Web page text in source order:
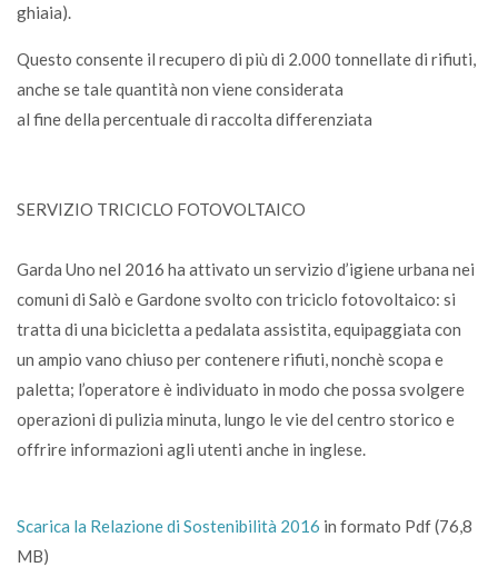
ghiaia).
Questo consente il recupero di più di 2.000 tonnellate di rifiuti,
anche se tale quantità non viene considerata
al fine della percentuale di raccolta differenziata
SERVIZIO TRICICLO FOTOVOLTAICO
Garda Uno nel 2016 ha attivato un servizio d’igiene urbana nei
comuni di Salò e Gardone svolto con triciclo fotovoltaico: si
tratta di una bicicletta a pedalata assistita, equipaggiata con
un ampio vano chiuso per contenere rifiuti, nonchè scopa e
paletta; l’operatore è individuato in modo che possa svolgere
operazioni di pulizia minuta, lungo le vie del centro storico e
offrire informazioni agli utenti anche in inglese.
Scarica la Relazione di Sostenibilità 2016 in formato Pdf (76,8
MB)